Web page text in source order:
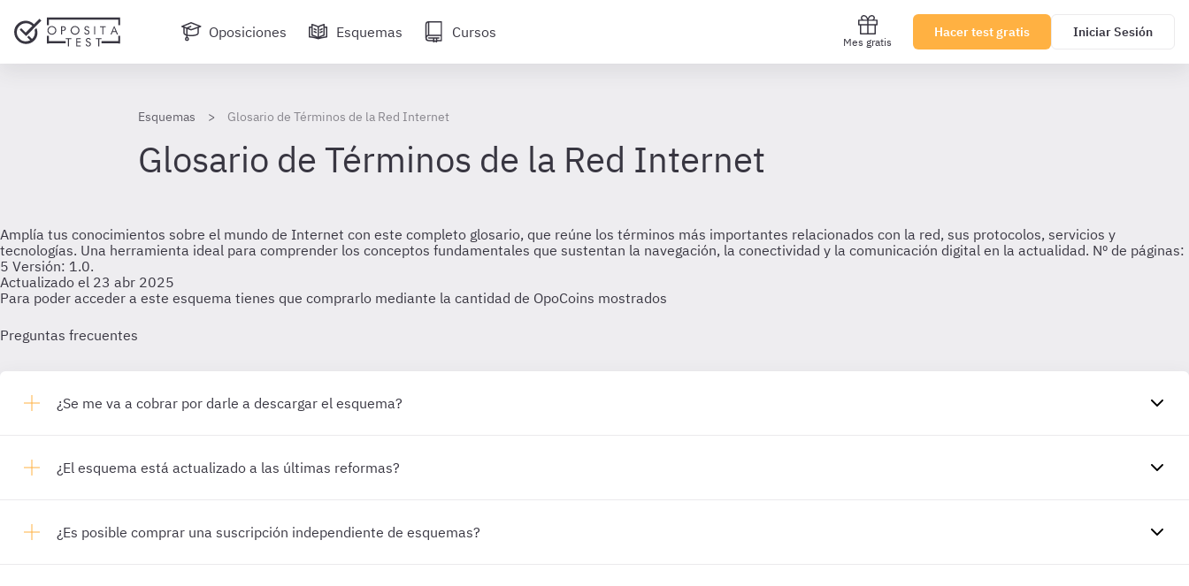
Oposiciones Esquemas Cursos
Mes gratis
Hacer test gratis Iniciar Sesión
Esquemas Glosario de Términos de la Red Internet
Glosario de Términos de la Red Internet
Amplía tus conocimientos sobre el mundo de Internet con este completo glosario, que reúne los términos más importantes relacionados con la red, sus protocolos, servicios y
tecnologías. Una herramienta ideal para comprender los conceptos fundamentales que sustentan la navegación, la conectividad y la comunicación digital en la actualidad. Nº de páginas:
5 Versión: 1.0.
Actualizado el 23 abr 2025
Para poder acceder a este esquema tienes que comprarlo mediante la cantidad de OpoCoins mostrados
Preguntas frecuentes
¿Se me va a cobrar por darle a descargar el esquema?
¿El esquema está actualizado a las últimas reformas?
¿Es posible comprar una suscripción independiente de esquemas?